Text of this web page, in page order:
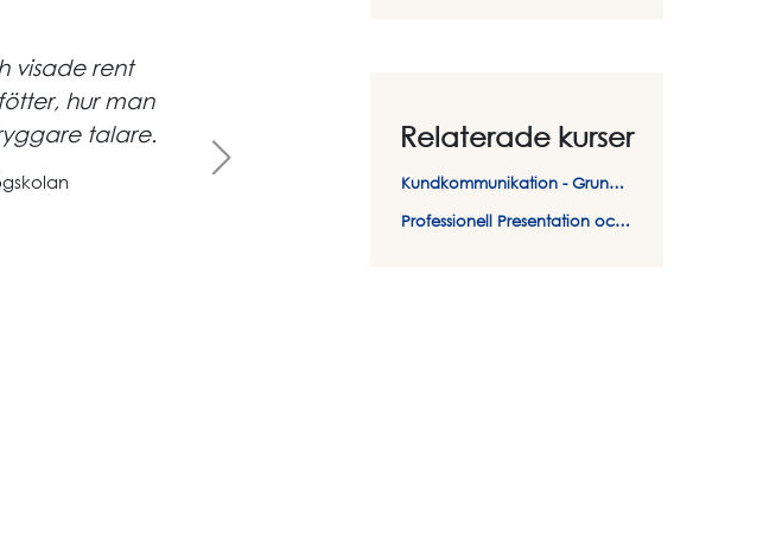
visade rent
hur man
talare.
Relaterade kurser
Kundkommunikation - Grundkurs
Professionell Presentation och Retorik